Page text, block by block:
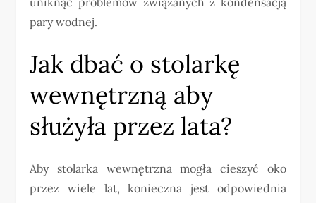
pary wodnej.
Jak dbać o stolarkę
wewnętrzną aby
służyła przez lata?
Aby stolarka wewnętrzna mogła cieszyć oko
przez wiele lat, konieczna jest odpowiednia